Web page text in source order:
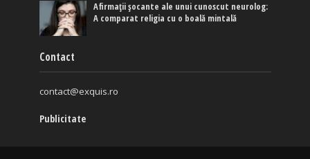
Afirmaţii şocante ale unui cunoscut neurolog:
A comparat religia cu o boală mintală
Contact
contact@exquis.ro
Publicitate